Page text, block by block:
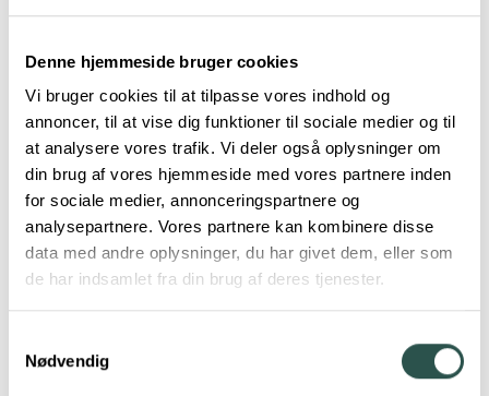
Denne hjemmeside bruger cookies
Vi bruger cookies til at tilpasse vores indhold og
annoncer, til at vise dig funktioner til sociale medier og til
at analysere vores trafik. Vi deler også oplysninger om
din brug af vores hjemmeside med vores partnere inden
for sociale medier, annonceringspartnere og
analysepartnere. Vores partnere kan kombinere disse
data med andre oplysninger, du har givet dem, eller som
de har indsamlet fra din brug af deres tjenester.
Nødvendig
Urban Arrow Velorbis